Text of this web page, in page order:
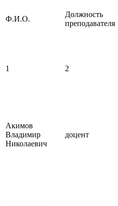
Ф.И.О.
Должность
преподавателя
1 2
Акимов
Владимир
Николаевич
доцент